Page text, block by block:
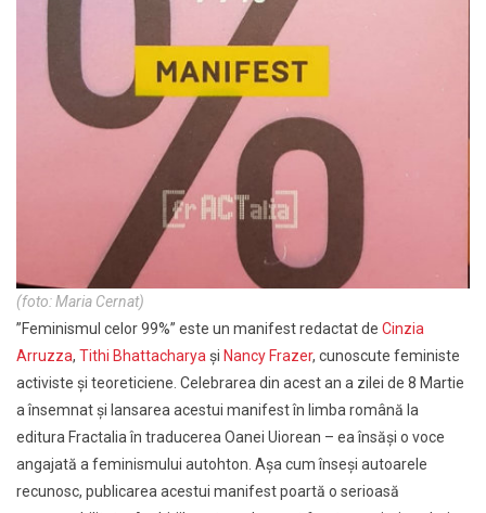
(foto: Maria Cernat)
”Feminismul celor 99%” este un manifest redactat de Cinzia
Arruzza, Tithi Bhattacharya și Nancy Frazer, cunoscute feministe
activiste și teoreticiene. Celebrarea din acest an a zilei de 8 Martie
a însemnat și lansarea acestui manifest în limba română la
editura Fractalia în traducerea Oanei Uiorean – ea însăși o voce
angajată a feminismului autohton. Așa cum înseși autoarele
recunosc, publicarea acestui manifest poartă o serioasă